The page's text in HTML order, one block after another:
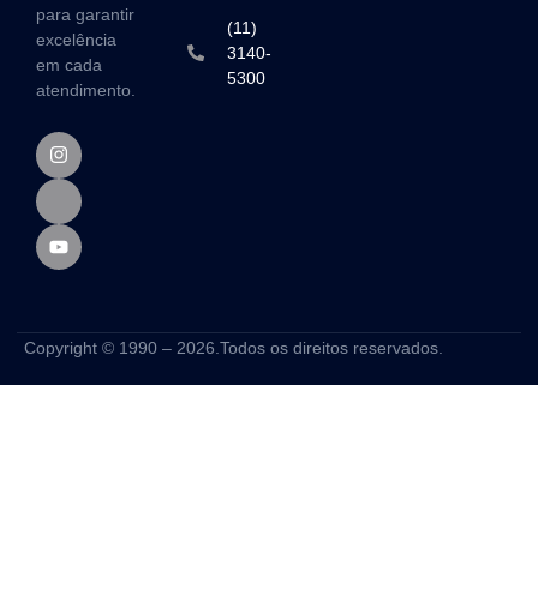
para garantir
excelência
em cada
atendimento.
(11)
3140-
5300
Copyright © 1990 – 2026.Todos os direitos reservados.